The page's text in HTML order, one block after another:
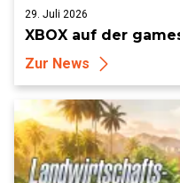
29. Juli 2026
XBOX auf der
Zur News